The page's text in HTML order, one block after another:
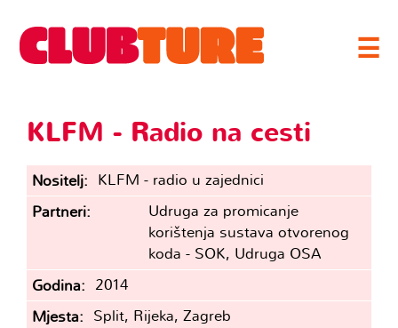
☰
KLFM - Radio na cesti
Nositelj
KLFM - radio u zajednici
Partneri
Udruga za promicanje
korištenja sustava otvorenog
koda - SOK, Udruga OSA
Godina
2014
Mjesta
Split, Rijeka, Zagreb